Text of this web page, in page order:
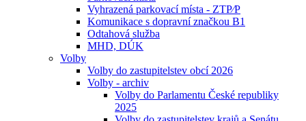
Vyhrazená parkovací místa - ZTP⁄P
Komunikace s dopravní značkou B1
Odtahová služba
MHD, DÚK
Volby
Volby do zastupitelstev obcí 2026
Volby - archiv
Volby do Parlamentu České republiky
2025